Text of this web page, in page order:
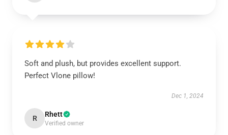
Soft and plush, but provides excellent support.
Perfect Vlone pillow!
Dec 1, 2024
R Rhett
Verified owner